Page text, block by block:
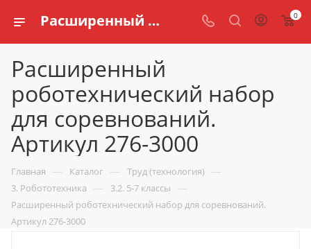
Расширенный роботехнический набор для соревнований. Артикул 276-3000 купить по доступной цене в интернет магазине schools.ru 0
Расширенный
роботехнический набор
для соревнований.
Артикул 276-3000
Главная — Каталог — Труд (технология) —
3. Робототехника — 3.2. 5-7 классы —
Расширенный роботехнический набор для соревнований.
Артикул 276-3000